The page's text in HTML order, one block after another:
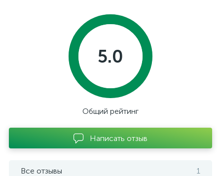
5.0
Общий рейтинг
Написать отзыв
Все отзывы 1